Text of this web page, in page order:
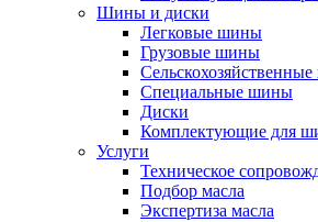
Шины и диски
Легковые шины
Грузовые шины
Специальные шины
Диски
Комплектующие для
Услуги
Техническое
Подбор масла
Экспертиза масла